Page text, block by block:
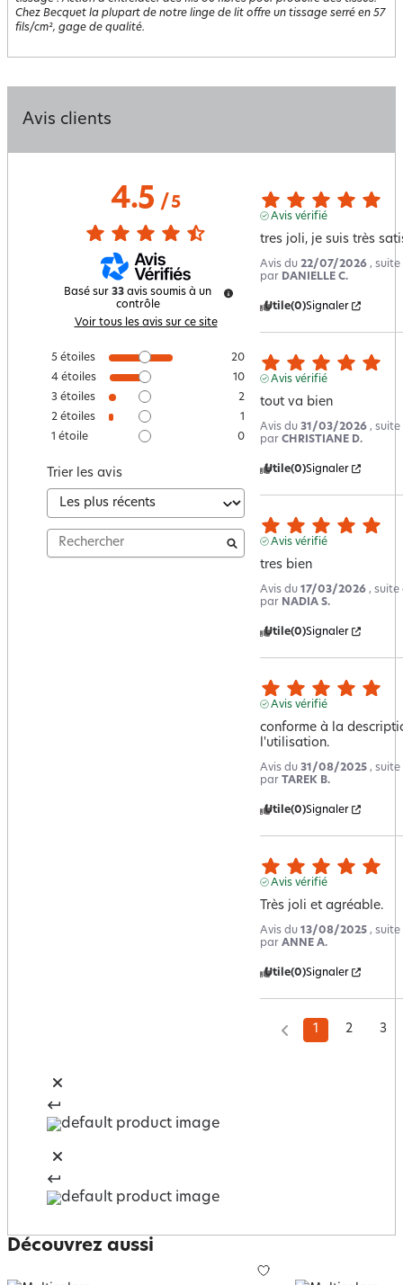
Chez Becquet la plupart de notre linge de lit offre un tissage serré en 57
fils/cm², gage de qualité.
Avis clients
4.5/ 5
Basé sur 33 avis soumis à un
contrôle
Voir tous les avis sur ce site
5 étoiles
20
4 étoiles
10
3 étoiles
2
2 étoiles
1
1 étoile 0
Trier les avis
Avis vérifié
tres joli, je suis très
Avis du 22/07/2026 , suite
par DANIELLE C.
Utile(0)Signaler
Avis vérifié
tout va bien
Avis du 31/03/2026 , suite
par CHRISTIANE D.
Utile(0)Signaler
Avis vérifié
tres bien
Avis du 17/03/2026 , suite
par NADIA S.
Utile(0)Signaler
Avis vérifié
conforme à la
l'utilisation.
Avis du 31/08/2025 , suite
par TAREK B.
Utile(0)Signaler
Avis vérifié
Très joli et agréable.
Avis du 13/08/2025 , suite
par ANNE A.
Utile(0)Signaler
1 2 3
Découvrez aussi